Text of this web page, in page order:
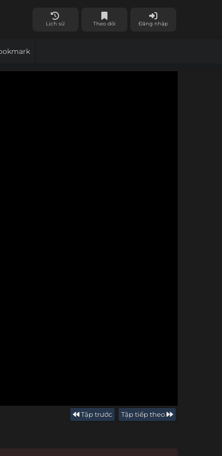
Lịch sử Theo dõi Đăng nhập
Tập trước Tập tiếp theo